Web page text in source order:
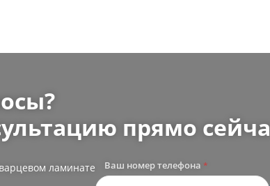
прямо
ламинате Ваш номер телефона *